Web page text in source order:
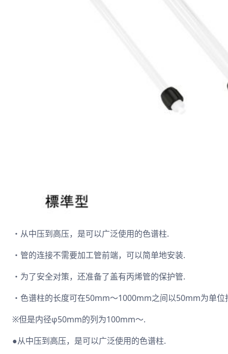
・从中压到高压，是可以广泛使用的色谱柱.
・管的连接不需要加工管前端，可以简单地安装.
・为了安全对策，还准备了盖有丙烯管的保护管.
・色谱柱的长度可在50mm～1000mm之间以50mm为单位
※但是内径φ50mm的列为100mm～.
●从中压到高压，是可以广泛使用的色谱柱.